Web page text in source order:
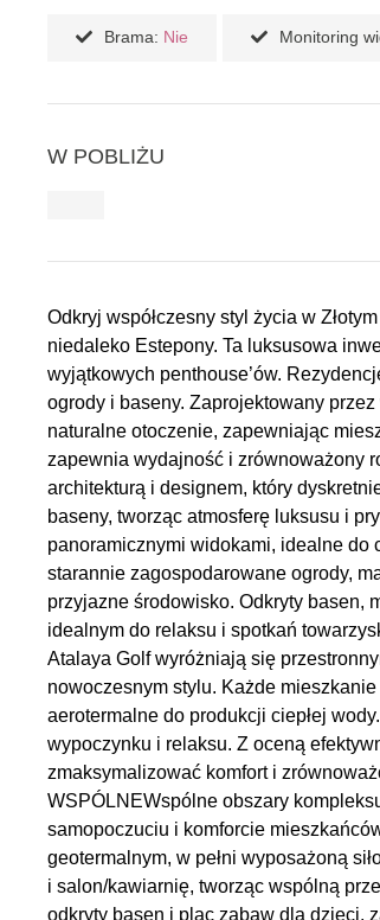
Brama: Nie Monitoring
W POBLIŻU
Odkryj współczesny styl życia w
niedaleko Estepony. Ta luksusowa
wyjątkowych penthouse’ów.
ogrody i baseny. Zaprojektowany
naturalne otoczenie, zapewniając
zapewnia wydajność i zrównoważony
architekturą i designem, który
baseny, tworząc atmosferę luksusu i
panoramicznymi widokami, idealne do
starannie zagospodarowane ogrody,
przyjazne środowisko. Odkryty basen,
idealnym do relaksu i spotkań
Atalaya Golf wyróżniają się
nowoczesnym stylu. Każde
aerotermalne do produkcji ciepłej
wypoczynku i relaksu. Z oceną
zmaksymalizować komfort i
WSPÓLNEWspólne obszary
samopoczuciu i komforcie
geotermalnym, w pełni wyposażoną
i salon/kawiarnię, tworząc wspólną
odkryty basen i plac zabaw dla dzieci,